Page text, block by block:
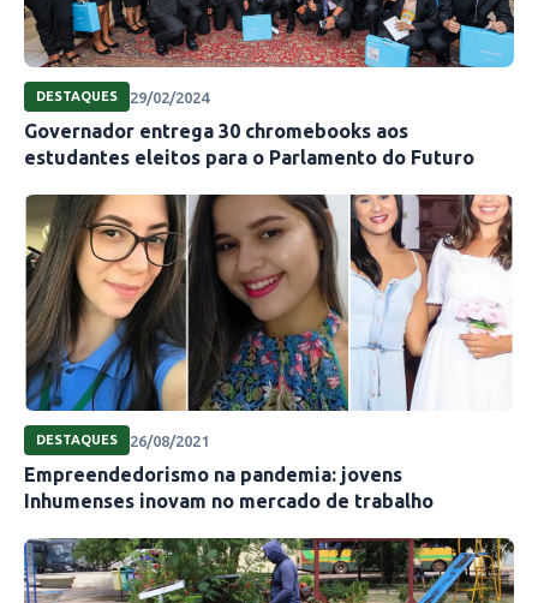
DESTAQUES 29/02/2024
Governador entrega 30 chromebooks aos
estudantes eleitos para o Parlamento do Futuro
DESTAQUES 26/08/2021
Empreendedorismo na pandemia: jovens
Inhumenses inovam no mercado de trabalho